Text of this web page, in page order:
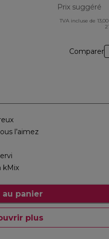
Prix suggéré
TVA incluse de
Comparer
l’aimez
kMix
panier
plus